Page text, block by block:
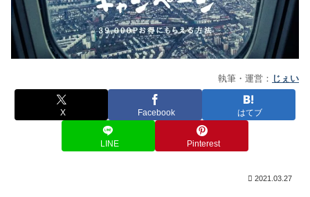
執筆・運営： じぇい
X Facebook はてブ
LINE Pinterest
2021.03.27